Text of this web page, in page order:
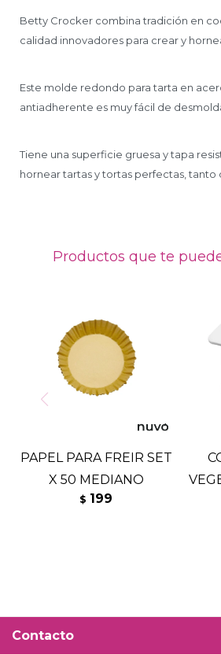
Betty Crocker combina tradición en
calidad innovadores para crear y
Este molde redondo para tarta en
antiadherente es muy fácil de
Tiene una superficie gruesa y tapa
hornear tartas y tortas perfectas, tanto
Productos que te
PAPEL PARA FREIR SET
X 50 MEDIANO
$ 199
Contacto